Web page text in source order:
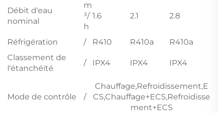
Débit d'eau
nominal
m
³/
h
1.6 2.1 2.8
Réfrigération / R410 R410a
R410a
Classement de
l'étanchéité
/ IPX4 IPX4 IPX4
Mode de contrôle /
Chauffage,Refroidissement,E
CS,Chauffage+ECS,Refroidisse
ment+ECS